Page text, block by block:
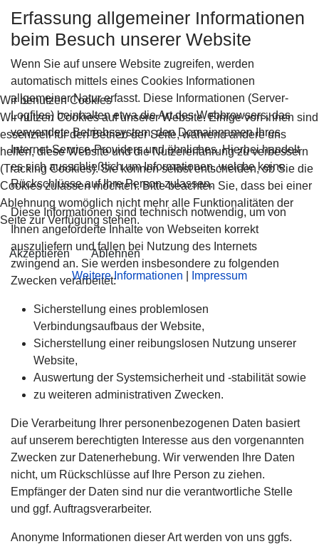
Erfassung allgemeiner Informationen
beim Besuch unserer Website
Wenn Sie auf unsere Website zugreifen, werden
automatisch mittels eines Cookies Informationen
allgemeiner Natur erfasst. Diese Informationen (Server-
Logfiles) beinhalten etwa die Art des Webbrowsers, das
verwendete Betriebssystem, den Domainnamen Ihres
Internet-Service-Providers und ähnliches. Hierbei handelt
es sich ausschließlich um Informationen, welche keine
Rückschlüsse auf Ihre Person zulassen.
Diese Informationen sind technisch notwendig, um von
Ihnen angeforderte Inhalte von Webseiten korrekt
auszuliefern und fallen bei Nutzung des Internets
zwingend an. Sie werden insbesondere zu folgenden
Zwecken verarbeitet:
Sicherstellung eines problemlosen
Verbindungsaufbaus der Website,
Sicherstellung einer reibungslosen Nutzung unserer
Website,
Auswertung der Systemsicherheit und -stabilität sowie
zu weiteren administrativen Zwecken.
Die Verarbeitung Ihrer personenbezogenen Daten basiert
auf unserem berechtigten Interesse aus den vorgenannten
Zwecken zur Datenerhebung. Wir verwenden Ihre Daten
nicht, um Rückschlüsse auf Ihre Person zu ziehen.
Empfänger der Daten sind nur die verantwortliche Stelle
und ggf. Auftragsverarbeiter.
Anonyme Informationen dieser Art werden von uns ggfs.
Wir benutzen Cookies
Wir nutzen Cookies auf unserer Website. Einige von ihnen sind
essenziell für den Betrieb der Seite, während andere uns
helfen, diese Website und die Nutzererfahrung zu verbessern
(Tracking Cookies). Sie können selbst entscheiden, ob Sie die
Cookies zulassen möchten. Bitte beachten Sie, dass bei einer
Ablehnung womöglich nicht mehr alle Funktionalitäten der
Seite zur Verfügung stehen.
Akzeptieren
Ablehnen
Weitere Informationen
Impressum